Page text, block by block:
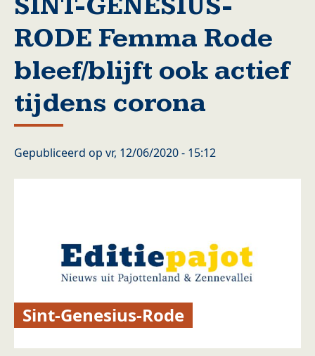
RODE Femma Rode
bleef/blijft ook actief
tijdens corona
Gepubliceerd op vr, 12/06/2020 - 15:12
Sint-Genesius-Rode